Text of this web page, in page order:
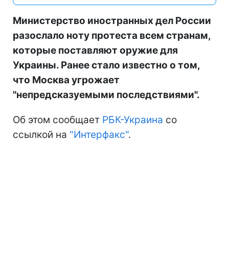
Министерство иностранных дел России
разослало ноту протеста всем странам,
которые поставляют оружие для
Украины. Ранее стало известно о том,
что Москва угрожает
"непредсказуемыми последствиями".
Об этом сообщает РБК-Украина со
ссылкой на "Интерфакс".